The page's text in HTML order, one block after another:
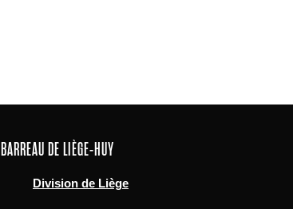
BARREAU DE LIÈGE-HUY
Division de Liège